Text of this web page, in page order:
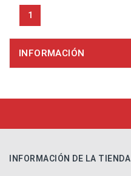
1
INFORMACIÓN
INFORMACIÓN DE LA TIENDA